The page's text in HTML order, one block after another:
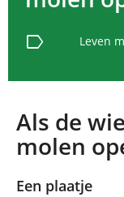
label Leven
Als de
molen
Een plaatje